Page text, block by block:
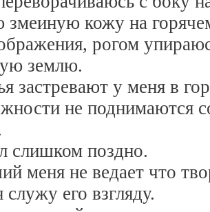
змеиную кожу на
рогом
землю.
застревают у меня в
не поднимаются
слишком поздно.
меня не ведает что
служу его взгляду.